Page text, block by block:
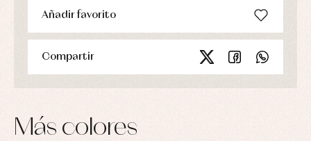
Añadir favorito
Compartir
Más colores